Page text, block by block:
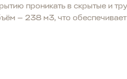
проникать в скрытые и
— 238 м3, что